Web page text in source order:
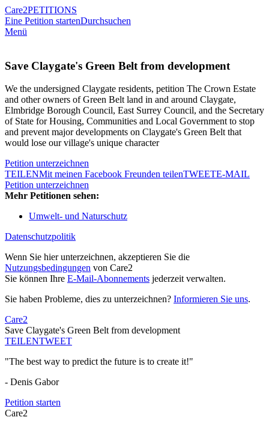
Care2PETITIONS
Eine Petition startenDurchsuchen
Menü
Save Claygate's Green Belt from development
We the undersigned Claygate residents, petition The Crown Estate
and other owners of Green Belt land in and around Claygate,
Elmbridge Borough Council, East Surrey Council, and the Secretary
of State for Housing, Communities and Local Government to stop
and prevent major developments on Claygate's Green Belt that
would lose our village's unique character
Petition unterzeichnen
TEILENMit meinen Facebook Freunden teilenTWEETE-MAIL
Petition unterzeichnen
Mehr Petitionen sehen:
Umwelt- und Naturschutz
Datenschutzpolitik
Wenn Sie hier unterzeichnen, akzeptieren Sie die
Nutzungsbedingungen von Care2
Sie können Ihre E-Mail-Abonnements jederzeit verwalten.
Sie haben Probleme, dies zu unterzeichnen? Informieren Sie uns.
Care2
Save Claygate's Green Belt from development
TEILENTWEET
"The best way to predict the future is to create it!"
- Denis Gabor
Petition starten
Care2